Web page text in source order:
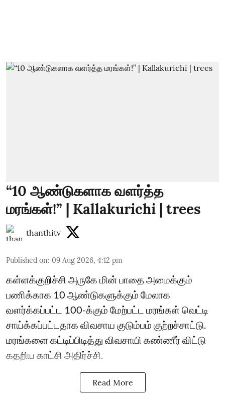
“10 ஆண்டுகளாக வளர்த்த
மரங்கள்!” | Kallakurichi | trees
thanthitv
Published on: 09 Aug 2026, 4:12 pm
கள்ளக்குறிச்சி அருகே மின் பாதை அமைக்கும்
பணிக்காக 10 ஆண்டுகளுக்கும் மேலாக
வளர்க்கப்பட்ட 100-க்கும் மேற்பட்ட மரங்கள் வெட்டி
சாய்க்கப்பட்டதாக விவசாய குடும்பம் குற்றச்சாட்டு.
மரங்களை கட்டிப்பிடித்து விவசாயி கண்ணீர் விட்டு
கதறிய காட்சி அதிர்ச்சி.
Read More